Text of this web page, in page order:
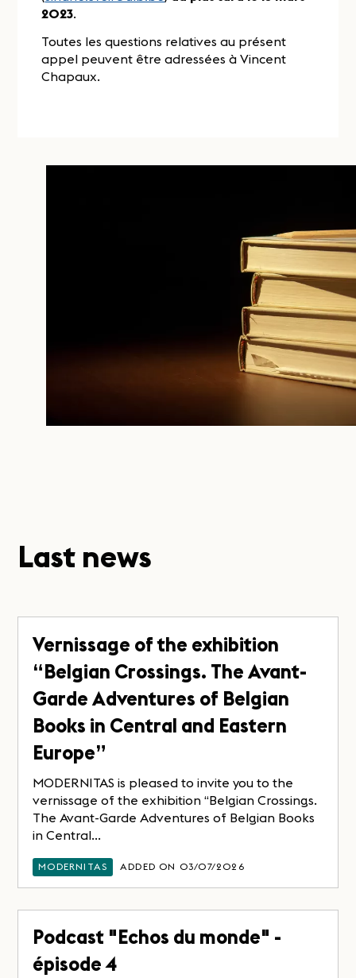
2023.
Toutes les questions relatives au présent
appel peuvent être adressées à Vincent
Chapaux.
Last news
Vernissage of the exhibition
“Belgian Crossings. The Avant-
Garde Adventures of Belgian
Books in Central and Eastern
Europe”
MODERNITAS is pleased to invite you to the
vernissage of the exhibition “Belgian Crossings.
The Avant-Garde Adventures of Belgian Books
in Central...
MODERNITAS ADDED ON 03/07/2026
Podcast "Echos du monde" -
épisode 4